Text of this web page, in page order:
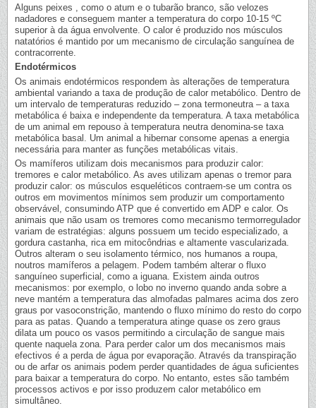
Alguns peixes , como o atum e o tubarão branco, são velozes
nadadores e conseguem manter a temperatura do corpo 10-15 ºC
superior à da água envolvente. O calor é produzido nos músculos
natatórios é mantido por um mecanismo de circulação sanguínea de
contracorrente.
Endotérmicos
Os animais endotérmicos respondem às alterações de temperatura
ambiental variando a taxa de produção de calor metabólico. Dentro de
um intervalo de temperaturas reduzido – zona termoneutra – a taxa
metabólica é baixa e independente da temperatura. A taxa metabólica
de um animal em repouso à temperatura neutra denomina-se taxa
metabólica basal. Um animal a hibernar consome apenas a energia
necessária para manter as funções metabólicas vitais.
Os mamíferos utilizam dois mecanismos para produzir calor:
tremores e calor metabólico. As aves utilizam apenas o tremor para
produzir calor: os músculos esqueléticos contraem-se um contra os
outros em movimentos mínimos sem produzir um comportamento
observável, consumindo ATP que é convertido em ADP e calor. Os
animais que não usam os tremores como mecanismo termorregulador
variam de estratégias: alguns possuem um tecido especializado, a
gordura castanha, rica em mitocôndrias e altamente vascularizada.
Outros alteram o seu isolamento térmico, nos humanos a roupa,
noutros mamíferos a pelagem. Podem também alterar o fluxo
sanguíneo superficial, como a iguana. Existem ainda outros
mecanismos: por exemplo, o lobo no inverno quando anda sobre a
neve mantém a temperatura das almofadas palmares acima dos zero
graus por vasoconstrição, mantendo o fluxo mínimo do resto do corpo
para as patas. Quando a temperatura atinge quase os zero graus
dilata um pouco os vasos permitindo a circulação de sangue mais
quente naquela zona. Para perder calor um dos mecanismos mais
efectivos é a perda de água por evaporação. Através da transpiração
ou de arfar os animais podem perder quantidades de água suficientes
para baixar a temperatura do corpo. No entanto, estes são também
processos activos e por isso produzem calor metabólico em
simultâneo.